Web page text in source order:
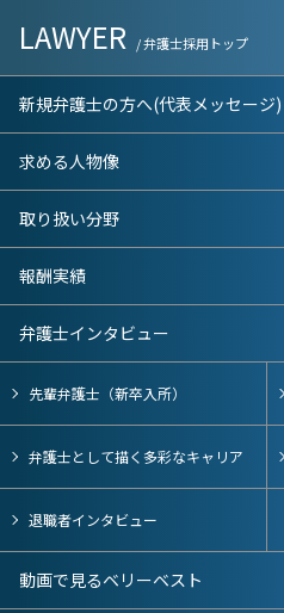
LAWYER / 弁護士採用トップ
新規弁護士の方へ(代表メッセージ)
求める人物像
取り扱い分野
報酬実績
弁護士インタビュー
先輩弁護士（新卒入所）
弁護士として描く多彩なキャリア
退職者インタビュー
動画で見るベリーベスト